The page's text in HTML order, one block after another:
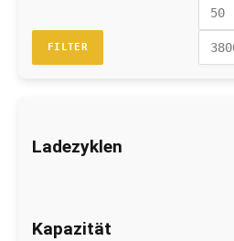
Min.
Preis
FILTER
Ladezyklen
Kapazität